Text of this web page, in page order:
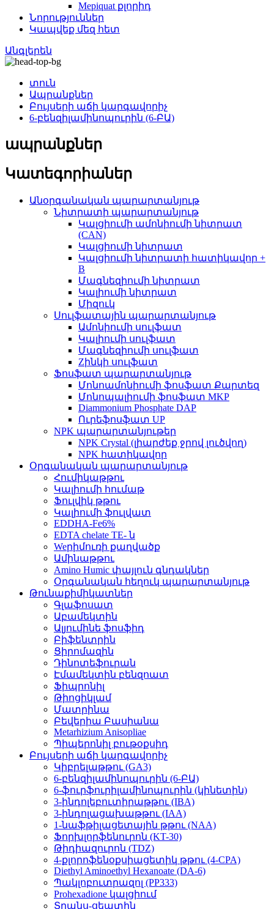
Mepiquat քլորիդ
Նորություններ
Կապվեք մեզ հետ
Անգլերեն
տուն
Ապրանքներ
Բույսերի աճի կարգավորիչ
6-բենզիլամինոպուրին (6-ԲԱ)
ապրանքներ
Կատեգորիաներ
Անօրգանական պարարտանյութ
Նիտրատի պարարտանյութ
Կալցիումի ամոնիումի նիտրատ
(CAN)
Կալցիումի նիտրատ
Կալցիումի նիտրատի հատիկավոր +
B
Մագնեզիումի նիտրատ
Կալիումի նիտրատ
Միզուկ
Սուլֆատային պարարտանյութ
Ամոնիումի սուլֆատ
Կալիումի սուլֆատ
Մագնեզիումի սուլֆատ
Zինկի սուլֆատ
Ֆոսֆատ պարարտանյութ
Մոնոամոնիումի ֆոսֆատ Քարտեզ
Մոնոպալիումի ֆոսֆատ MKP
Diammonium Phosphate DAP
Ուրեֆոսֆատ UP
NPK պարարտանյութեր
NPK Crystal (լիարժեք ջրով լուծվող)
NPK հատիկավոր
Օրգանական պարարտանյութ
Հումիկաթթու
Կալիումի հումաթ
Ֆուլվիկ թթու
Կալիումի ֆուլվատ
EDDHA-Fe6%
EDTA chelate TE- ն
Weրիմուռի քաղվածք
Ամինաթթու
Amino Humic փայլուն գնդակներ
Օրգանական հեղուկ պարարտանյութ
Թունաքիմիկատներ
Գլաֆոսատ
Աբամեկտին
Ալյումինե ֆոսֆիդ
Բիֆենտրին
Ցիրոմազին
Դինոտեֆուրան
Էմամեկտին բենզոատ
Ֆիպրոնիլ
Թիոցիկլամ
Մատրինա
Բեվերիա Բասիանա
Metarhizium Anisopliae
Պիպերոնիլ բութօքսիդ
Բույսերի աճի կարգավորիչ
Կիբրելաթթու (GA3)
6-բենզիլամինոպուրին (6-ԲԱ)
6-ֆուրֆուրիլամինոպուրին (կինետին)
3-ինդոլեբուտիրաթթու (IBA)
3-ինդոլացախաթթու (IAA)
1-նաֆթիլացետային թթու (NAA)
Ֆորխլորֆենուրոն (KT-30)
Թիդիազուրոն (TDZ)
4-քլորոֆենօքսիացետիկ թթու (4-CPA)
Diethyl Aminoethyl Hexanoate (DA-6)
Պակլոբուտրազոլ (PP333)
Prohexadione կալցիում
Տրանս-ցեատին